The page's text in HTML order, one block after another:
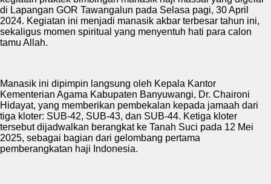
di Lapangan GOR Tawangalun pada Selasa pagi, 30 April
2024. Kegiatan ini menjadi manasik akbar terbesar tahun ini,
sekaligus momen spiritual yang menyentuh hati para calon
tamu Allah.
Manasik ini dipimpin langsung oleh Kepala Kantor
Kementerian Agama Kabupaten Banyuwangi, Dr. Chaironi
Hidayat, yang memberikan pembekalan kepada jamaah dari
tiga kloter: SUB-42, SUB-43, dan SUB-44. Ketiga kloter
tersebut dijadwalkan berangkat ke Tanah Suci pada 12 Mei
2025, sebagai bagian dari gelombang pertama
pemberangkatan haji Indonesia.